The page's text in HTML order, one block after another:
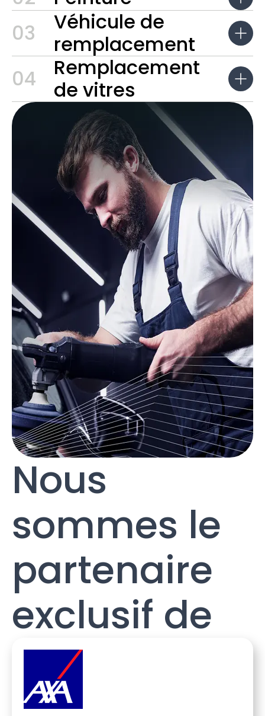
03
Véhicule de
remplacement
04
Remplacement
de vitres
Nous
sommes le
partenaire
exclusif de